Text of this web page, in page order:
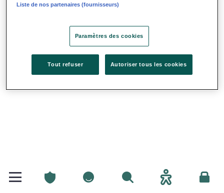
ParticuliersParticuliersRechercherAccessibilité
Liste de nos partenaires (fournisseurs)
Paramètres des cookies
Tout refuser Autoriser tous les cookies